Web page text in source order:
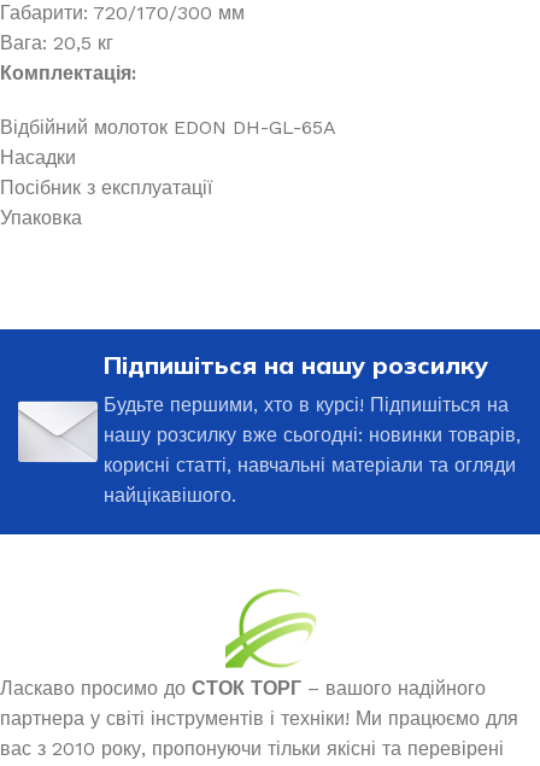
Габарити: 720/170/300 мм
Вага: 20,5 кг
Комплектація:
Відбійний молоток EDON DH-GL-65A
Насадки
Посібник з експлуатації
Упаковка
Підпишіться на нашу розсилку
Будьте першими, хто в курсі! Підпишіться на
нашу розсилку вже сьогодні: новинки товарів,
корисні статті, навчальні матеріали та огляди
найцікавішого.
Ласкаво просимо до СТОК ТОРГ – вашого надійного
партнера у світі інструментів і техніки! Ми працюємо для
вас з 2010 року, пропонуючи тільки якісні та перевірені